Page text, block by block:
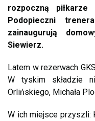
rozpoczną piłkarze
Podopieczni
zainaugurują
Siewierz.
Latem w rezerwach
W tyskim składzie
Orlińskiego, Michała
W ich miejsce przyszli: